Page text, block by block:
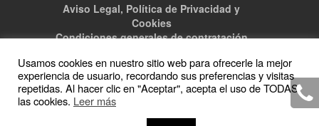
Aviso Legal, Política de Privacidad y
Cookies
Condiciones generales de contratación
Copyright · 2016 Armeria M y M · Todos los
Usamos cookies en nuestro sitio web para ofrecerle la mejor
experiencia de usuario, recordando sus preferencias y visitas
repetidas. Al hacer clic en "Aceptar", acepta el uso de TODAS
las cookies. Leer más